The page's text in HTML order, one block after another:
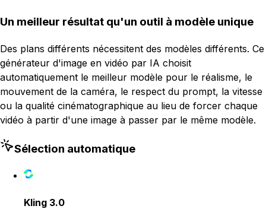
Un meilleur résultat qu'un outil à modèle unique
Des plans différents nécessitent des modèles différents. Ce
générateur d'image en vidéo par IA choisit
automatiquement le meilleur modèle pour le réalisme, le
mouvement de la caméra, le respect du prompt, la vitesse
ou la qualité cinématographique au lieu de forcer chaque
vidéo à partir d'une image à passer par le même modèle.
Sélection automatique
Kling 3.0